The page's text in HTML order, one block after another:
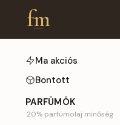
fm
Ma akciós
Bontott
PARFÜMÖK
20% parfümolaj minőség